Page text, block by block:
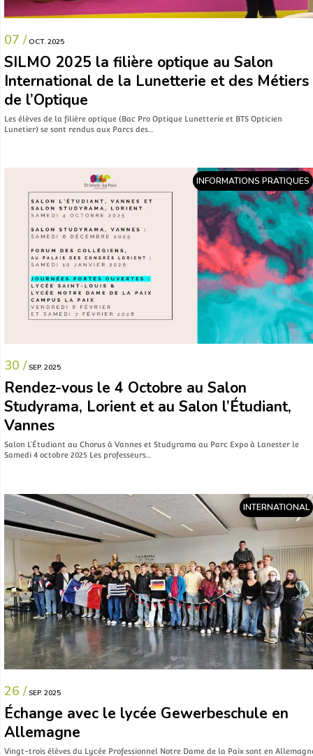
07 / OCT. 2025
SILMO 2025 la filière optique au Salon
International de la Lunetterie et des Métiers
de l’Optique
Les élèves de la filière optique (Bac Pro Optique Lunetterie et BTS Opticien
Lunetier) se sont rendus aux Parcs des…
INFORMATIONS PRATIQUES
30 / SEP. 2025
Rendez-vous le 4 Octobre au Salon
Studyrama, Lorient et au Salon l’Étudiant,
Vannes
Salon L’Étudiant au Chorus à Vannes et Studyrama au Parc Expo à Lanester le
Samedi 4 octobre 2025 Les professeurs…
INTERNATIONAL
26 / SEP. 2025
Échange avec le lycée Gewerbeschule en
Allemagne
Vingt-trois élèves du Lycée Professionnel Notre Dame de la Paix sont en